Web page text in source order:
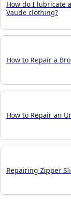
How do I lubricate
Vaude clothing?
How to Repair a
How to Repair an
Repairing Zipper